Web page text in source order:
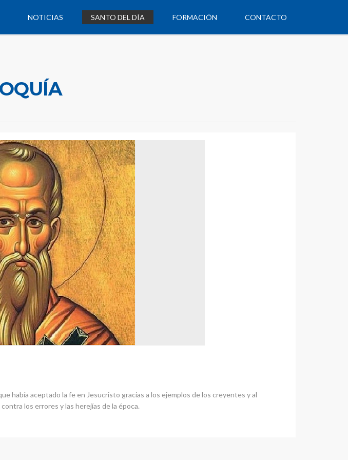
NOTICIAS SANTO DEL DÍA FORMACIÓN CONTACTO
había aceptado la fe en Jesucristo gracias a los ejemplos de los creyentes y al
los errores y las herejías de la época.